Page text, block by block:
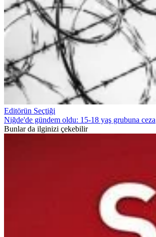
Editörün Seçtiği
Niğde'de gündem oldu: 15-18 yaş grubuna ceza
Bunlar da ilginizi çekebilir